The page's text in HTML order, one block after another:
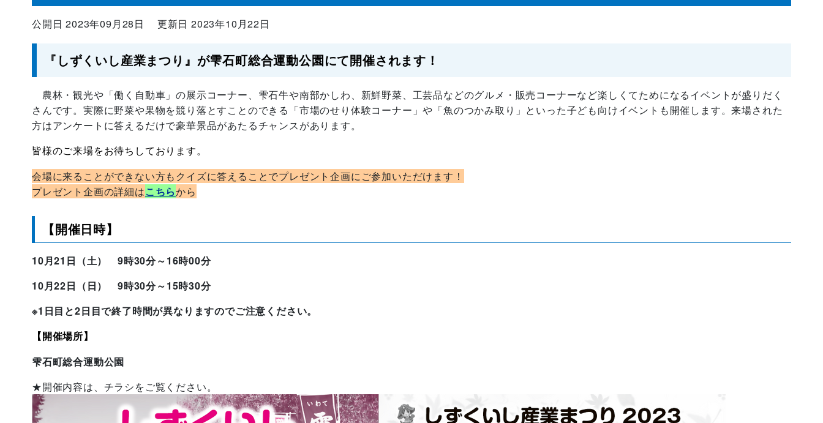
公開日 2023年09月28日 更新日 2023年10月22日
『しずくいし産業まつり』が雫石町総合運動公園にて開催されます！
農林・観光や「働く自動車」の展示コーナー、雫石牛や南部かしわ、新鮮野菜、工芸品などのグルメ・販売コーナーなど楽しくてためになるイベントが盛りだく
さんです。実際に野菜や果物を競り落とすことのできる「市場のせり体験コーナー」や「魚のつかみ取り」といった子ども向けイベントも開催します。来場された
方はアンケートに答えるだけで豪華景品があたるチャンスがあります。
皆様のご来場をお待ちしております 。
会場に来ることができない方もクイズに答えることでプレゼント企画にご参加いただけます！
プレゼント企画の詳細はこちらから
【開催日時】
10月21日（土） 9時30分～16時00分
10月22日（日） 9時30分～15時30分
※1日目と2日目で終了時間が異なりますのでご注意ください。
【開催場所】
雫石町総合運動公園
★開催内容は、チラシをご覧ください。